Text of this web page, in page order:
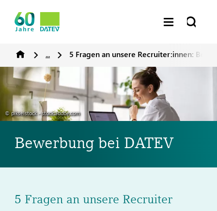
... 5 Fragen an unsere Recruiter:innen:
© pikselstock - stock.adobe.com
Bewerbung bei DATEV
5 Fragen an unsere Recruiter